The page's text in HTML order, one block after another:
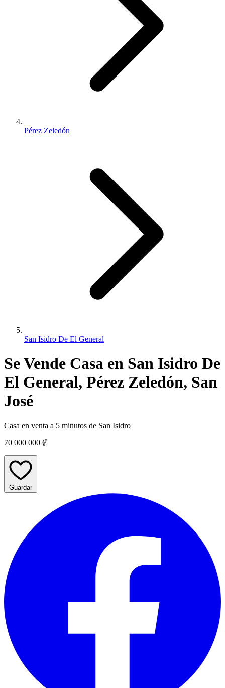
Pérez Zeledón
San Isidro De El General
Se Vende Casa en San Isidro De
El General, Pérez Zeledón, San
José
Casa en venta a 5 minutos de San Isidro
70 000 000 ₡
Guardar